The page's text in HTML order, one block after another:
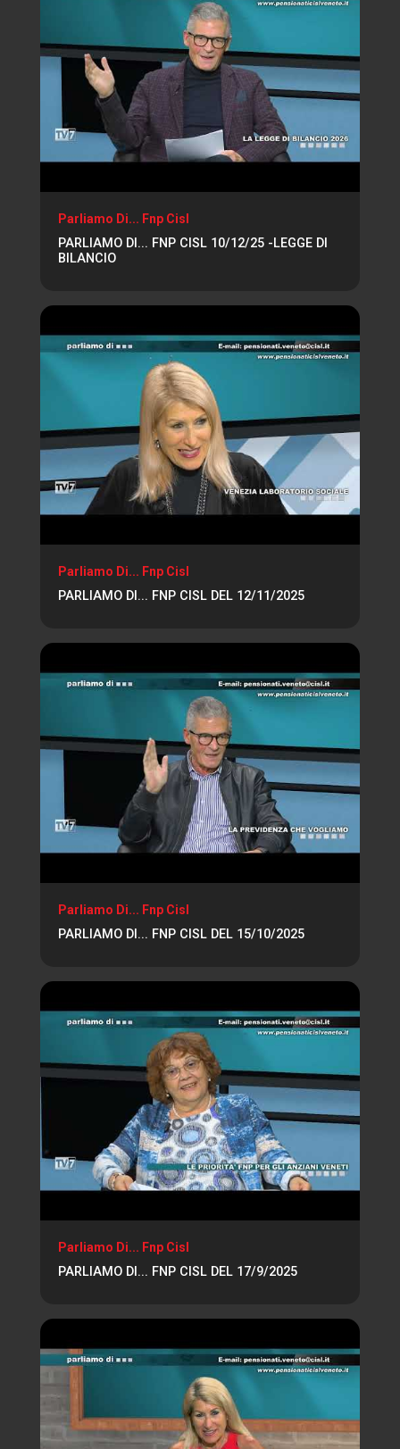
Parliamo Di... Fnp Cisl
PARLIAMO DI... FNP CISL 10/12/25 -LEGGE DI
BILANCIO
Parliamo Di... Fnp Cisl
PARLIAMO DI... FNP CISL DEL 12/11/2025
Parliamo Di... Fnp Cisl
PARLIAMO DI... FNP CISL DEL 15/10/2025
Parliamo Di... Fnp Cisl
PARLIAMO DI... FNP CISL DEL 17/9/2025